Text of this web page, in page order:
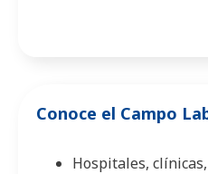
Conoce el Campo
Hospitales,